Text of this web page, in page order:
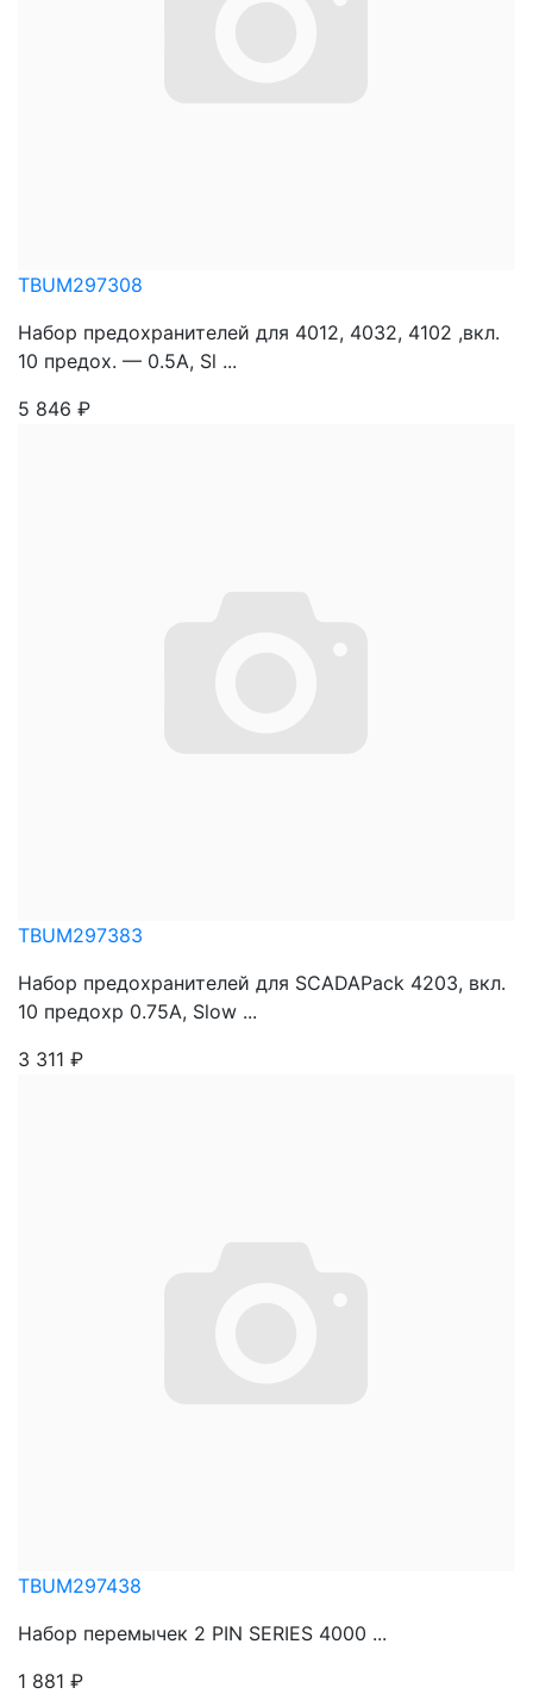
TBUM297308
Набор предохранителей для 4012, 4032, 4102 ,вкл.
10 предох. — 0.5A, Sl ...
5 846 ₽
TBUM297383
Набор предохранителей для SCADAPack 4203, вкл.
10 предохр 0.75A, Slow ...
3 311 ₽
TBUM297438
Набор перемычек 2 PIN SERIES 4000 ...
1 881 ₽